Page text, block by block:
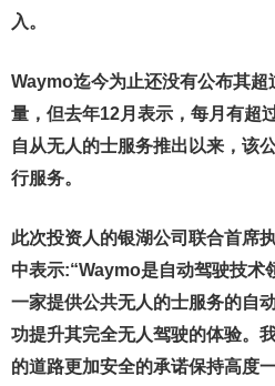
入。
Waymo迄今为止还没有公布其
量，但去年12月表示，每月有超
自从无人的士服务推出以来，该
行服务。
此次投资人的银湖公司联合首席
中表示:“Waymo是自动驾驶技术
一家提供公共无人的士服务的自
功提升其完全无人驾驶的体验。
的道路更加安全的承诺保持高度